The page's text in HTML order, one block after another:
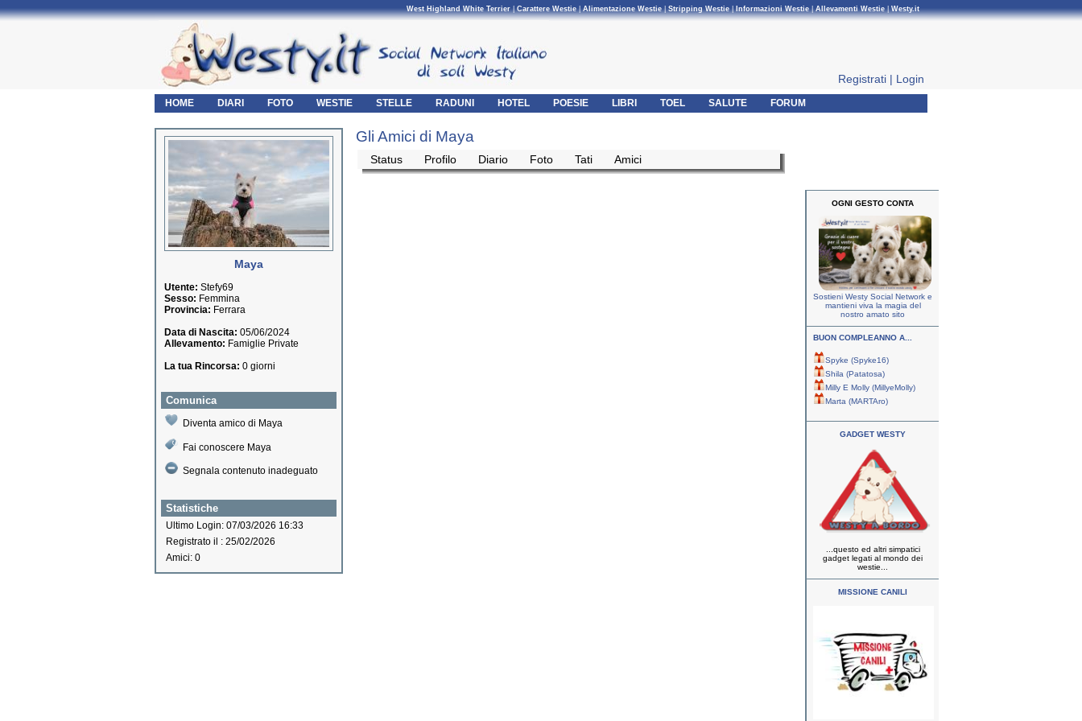
West Highland White Terrier|Carattere Westie|Alimentazione Westie|Stripping Westie| Informazioni Westie|Allevamenti Westie|Westy.it
Registrati | Login
HOME DIARI FOTO WESTIE STELLE RADUNI HOTEL POESIE LIBRI TOEL SALUTE FORUM
Maya
Utente: Stefy69
Sesso: Femmina
Provincia: Ferrara
Data di Nascita: 05/06/2024
Allevamento: Famiglie Private
La tua Rincorsa: 0 giorni
Comunica
Diventa amico di Maya
Fai conoscere Maya
Segnala contenuto inadeguato
Statistiche
Ultimo Login: 07/03/2026 16:33
Registrato il : 25/02/2026
Amici: 0
Gli Amici di Maya
Status Profilo Diario Foto Tati Amici
OGNI GESTO CONTA
Sostieni Westy Social Network e
mantieni viva la magia del
nostro amato sito
BUON COMPLEANNO A...
Spyke (Spyke16)
Shila (Patatosa)
Milly E Molly (MillyeMolly)
Marta (MARTAro)
GADGET WESTY
...questo ed altri simpatici
gadget legati al mondo dei
westie...
MISSIONE CANILI